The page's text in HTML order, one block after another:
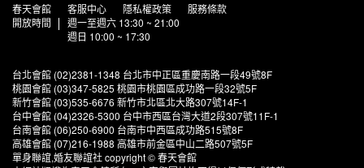
春天會館 客服中心 隱私權政策
服務條款
開放時間
週一至週六 13:30 ~ 21:00
週日 10:00 ~ 17:30
台北會館 (02)2381-1348 台北市中正區重慶南路一段49號8F
桃園會館 (03)347-5825 桃園市桃園區成功路一段32號5F
新竹會館 (03)535-6676 新竹市北區北大路307號14F-1
台中會館 (04)2326-5300 台中市西區台灣大道2段307號11F-1
台南會館 (06)250-6900 台南市中西區成功路515號8F
高雄會館 (07)216-1988 高雄市前金區中山二路507號5F
單身聯誼,婚友聯誼社 copyright © 春天會館